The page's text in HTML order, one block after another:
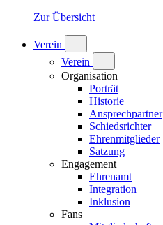
Zur Übersicht
Verein
Verein
Organisation
Porträt
Historie
Ansprechpartner
Schiedsrichter
Ehrenmitglieder
Satzung
Engagement
Ehrenamt
Integration
Inklusion
Fans